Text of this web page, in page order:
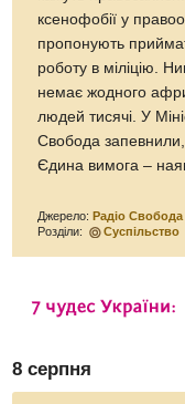
ксенофобії у
пропонують
роботу в міліцію.
немає жодного
людей тисячі. У
Свобода запевнили,
Єдина вимога –
Джерело:Радіо Свобода
Розділи:
Суспільство
8 серпня